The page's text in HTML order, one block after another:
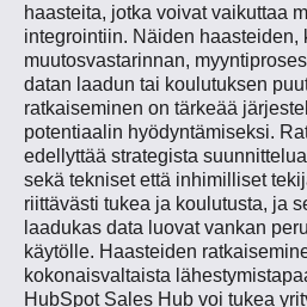
haasteita, jotka voivat vaikuttaa
integrointiin. Näiden haasteiden,
muutosvastarinnan,
datan laadun tai koulutuksen
ratkaiseminen on tärkeää
potentiaalin hyödyntämiseksi.
edellyttää strategista
sekä tekniset että inhimilliset
riittävästi tukea ja koulutusta, ja
laadukas data luovat vankan
käytölle. Haasteiden
kokonaisvaltaista
HubSpot Sales Hub voi tukea